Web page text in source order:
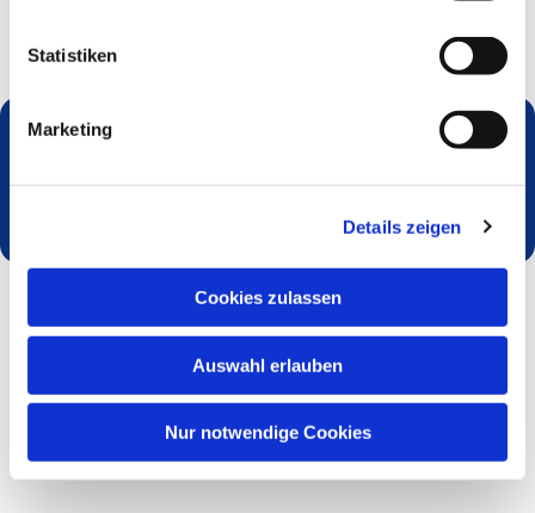
Statistiken
Marketing
Details zeigen
Cookies zulassen
Auswahl erlauben
Nur notwendige Cookies
Dies könnte Sie auch interessieren